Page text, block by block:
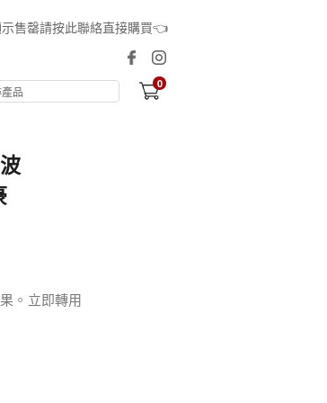
售罄請按此聯絡直接購買👈
0
。立即轉用